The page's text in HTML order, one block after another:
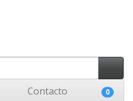
Contacto 0